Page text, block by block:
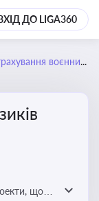
ДО LIGA360
воєнних ризиків
що